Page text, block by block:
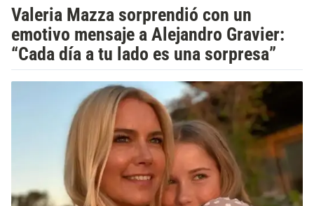
Valeria Mazza sorprendió con un
emotivo mensaje a Alejandro Gravier:
“Cada día a tu lado es una sorpresa”